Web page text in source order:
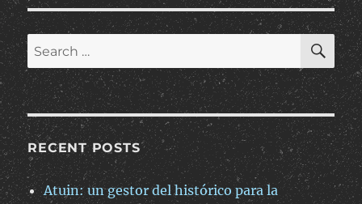
tecla
Alt
en
Photoshop
con
Linux
Search
for:
RECENT POSTS
Atuin: un gestor del histórico para la